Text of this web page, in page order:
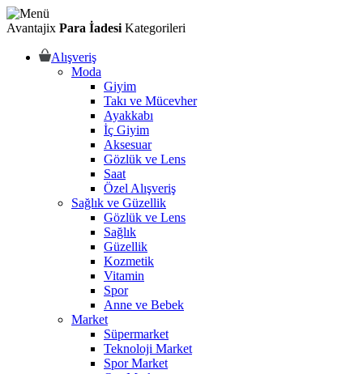
Avantajix Para İadesi Kategorileri
Alışveriş
Moda
Giyim
Takı ve Mücevher
Ayakkabı
İç Giyim
Aksesuar
Gözlük ve Lens
Saat
Özel Alışveriş
Sağlık ve Güzellik
Gözlük ve Lens
Sağlık
Güzellik
Kozmetik
Vitamin
Spor
Anne ve Bebek
Market
Süpermarket
Teknoloji Market
Spor Market